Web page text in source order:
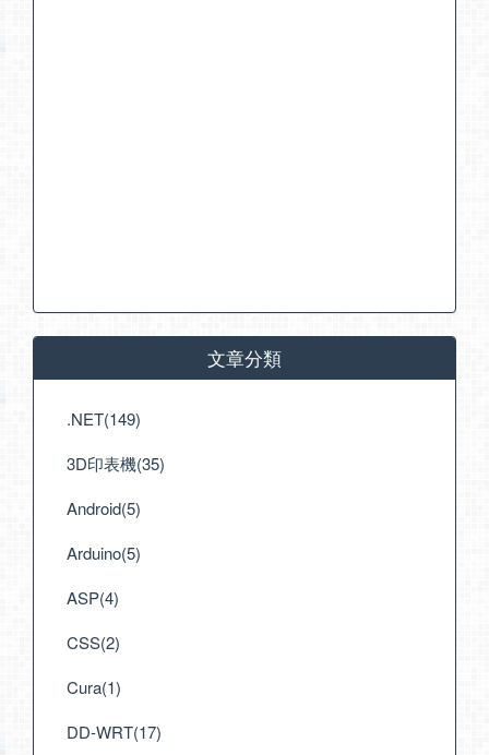
文章分類
.NET(149)
3D印表機(35)
Android(5)
Arduino(5)
ASP(4)
CSS(2)
Cura(1)
DD-WRT(17)